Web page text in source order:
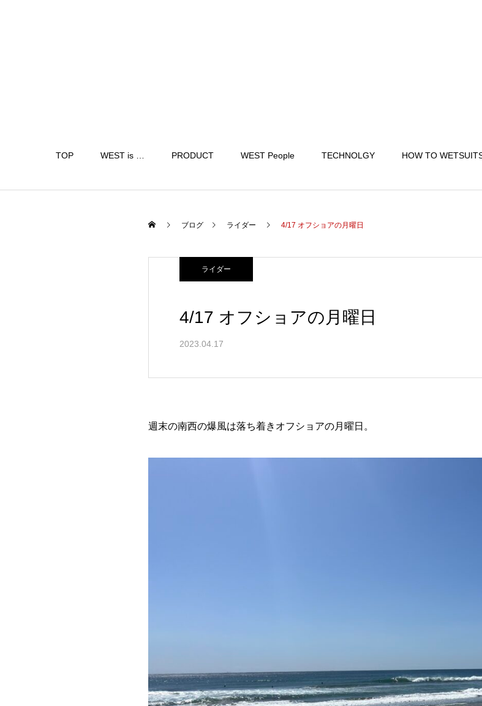
TOP WEST is … PRODUCT WEST People TECHNOLGY HOW TO
ブログ ライダー 4/17 オフショアの月曜日
ライダー
4/17 オフショアの月曜日
2023.04.17
週末の南西の爆風は落ち着きオフショアの月曜日。